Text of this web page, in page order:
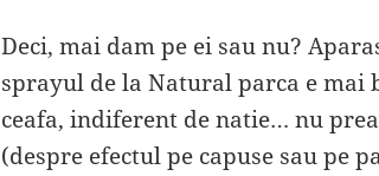
Deci, mai dam pe ei sau nu?
sprayul de la Natural parca e
ceafa, indiferent de natie… nu
(despre efectul pe capuse sau pe